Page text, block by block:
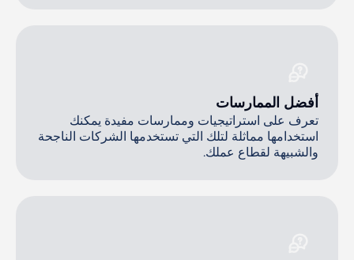
أفضل الممارسات
تعرف على استراتيجيات وممارسات مفيدة يمكنك
استخدامها مماثلة لتلك التي تستخدمها الشركات الناجحة
والشبيهة لقطاع عملك.